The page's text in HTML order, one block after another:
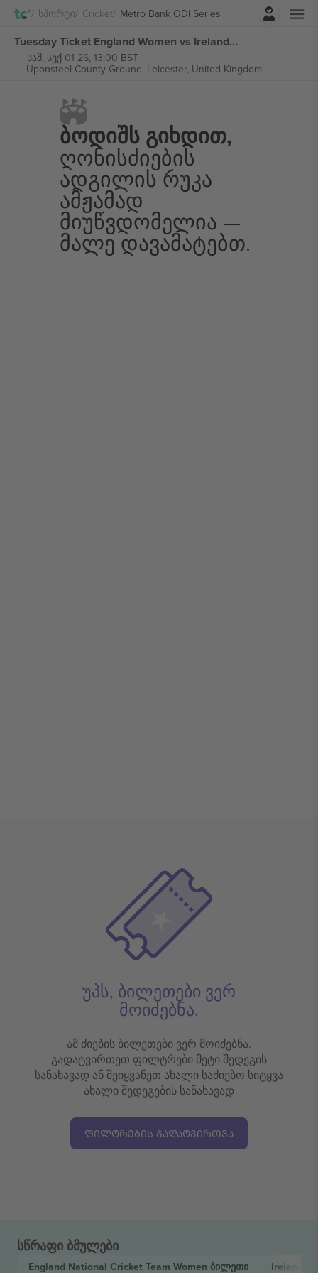
Სპორტი Cricket Metro Bank ODI Series
შესვლა
Tuesday Ticket England Women vs Ireland Women 1st Metro Bank ODI Series ბილეთი
სამ, სექ 01 26, 13:00 BST
Uponsteel County Ground, Leicester, United Kingdom
Ბოდიშს Გიხდით,
Ღონისძიების
Ადგილის Რუკა
Ამჟამად
Მიუწვდომელია —
Მალე Დავამატებთ.
უპს, ბილეთები ვერ
მოიძებნა.
ამ ძიების ბილეთები ვერ მოიძებნა.
გადატვირთეთ ფილტრები მეტი შედეგის
სანახავად ან შეიყვანეთ ახალი საძიებო სიტყვა
ახალი შედეგების სანახავად
ᲤᲘᲚᲢᲠᲔᲑᲘᲡ ᲒᲐᲓᲐᲢᲕᲘᲠᲗᲕᲐ
სწრაფი ბმულები
England National Cricket Team Women ბილეთი Ireland